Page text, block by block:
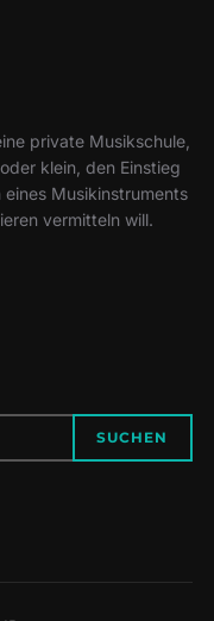
private Musikschule,
klein, den Einstieg
Musikinstruments
vermitteln will.
SUCHEN